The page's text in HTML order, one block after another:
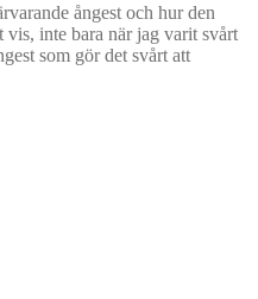
ångest och hur den
inte bara när jag varit svårt
som gör det svårt att